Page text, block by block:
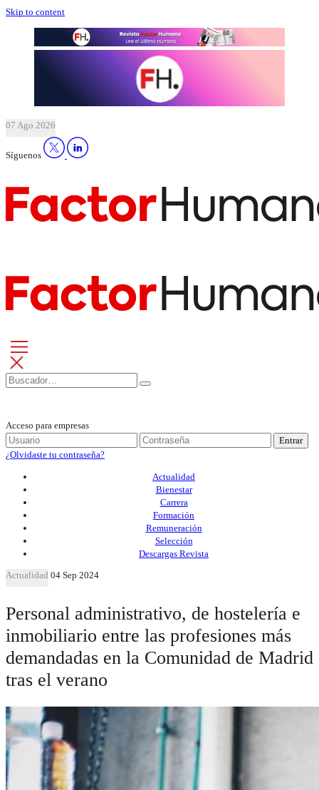
Skip to content
07 Ago 2026
Síguenos
Acceso para empresas
Entrar
¿Olvidaste tu contraseña?
Actualidad
Bienestar
Carrera
Formación
Remuneración
Selección
Descargas Revista
Actualidad 04 Sep 2024
Personal administrativo, de hostelería e
inmobiliario entre las profesiones más
demandadas en la Comunidad de Madrid
tras el verano